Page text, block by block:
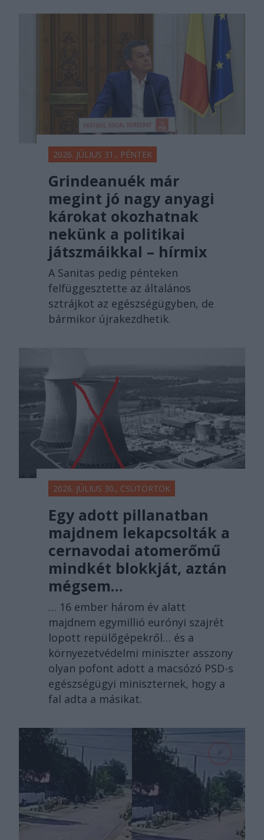
2026. JÚLIUS 31., PÉNTEK
Grindeanuék már
megint jó nagy anyagi
károkat okozhatnak
nekünk a politikai
játszmáikkal – hírmix
A Sanitas pedig pénteken
felfüggesztette az általános
sztrájkot az egészségügyben, de
bármikor újrakezdhetik.
2026. JÚLIUS 30., CSÜTÖRTÖK
Egy adott pillanatban
majdnem lekapcsolták a
cernavodai atomerőmű
mindkét blokkját, aztán
mégsem…
… 16 ember három év alatt
majdnem egymillió eurónyi szajrét
lopott repülőgépekről… és a
környezetvédelmi miniszter asszony
olyan pofont adott a macsózó PSD-s
egészségügyi miniszternek, hogy a
fal adta a másikat.